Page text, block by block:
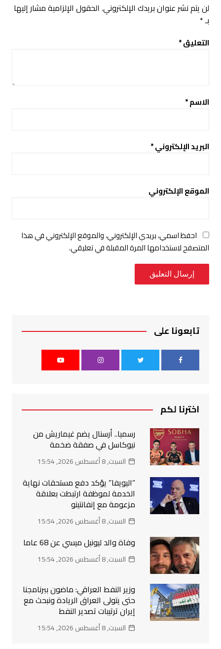
لن يتم نشر عنوان بريدك الإلكتروني. الحقول الإلزامية مشار إليها
بـ*
التعليق*
الاسم*
البريد الإلكتروني*
الموقع الإلكتروني
احفظ اسمي، بريدي الإلكتروني، والموقع الإلكتروني في هذا
المتصفح لاستخدامها المرة المقبلة في تعليقي.
تابعونا على
اخترنا لكم
رسميا.. أرسنال يضم غيماريش من
نيوكاسل في صفقة ضخمة
السبت, 8 أغسطس 2026, 15:54
“اليويفا” يؤكد دفع مستحقات نهاية
الخدمة لموظفة ارتبطت بعلاقة
مزعومة مع إنفانتينو
السبت, 8 أغسطس 2026, 15:54
وفاة والد ليونيل ميسي عن 68 عاما
السبت, 8 أغسطس 2026, 15:54
وزير النفط العراقي: ماضون ببرنامجنا
حتى يتولى العراق الريادة ونبحث مع
إيران ترتيبات تصدير النفط
السبت, 8 أغسطس 2026, 15:54